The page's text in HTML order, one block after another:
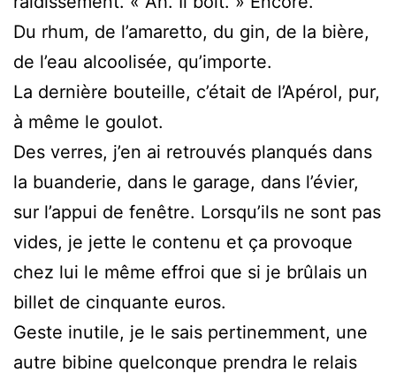
Du rhum, de l’amaretto, du gin, de la bière,
de l’eau alcoolisée, qu’importe.
La dernière bouteille, c’était de l’Apérol, pur,
à même le goulot.
Des verres, j’en ai retrouvés planqués dans
la buanderie, dans le garage, dans l’évier,
sur l’appui de fenêtre. Lorsqu’ils ne sont pas
vides, je jette le contenu et ça provoque
chez lui le même effroi que si je brûlais un
billet de cinquante euros.
Geste inutile, je le sais pertinemment, une
autre bibine quelconque prendra le relais